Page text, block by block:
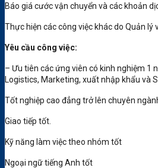
Báo giá cước vận chuyển và các khoản
Thực hiện các công việc khác do Quản lý
Yêu cầu công việc:
– Ưu tiên các ứng viên có kinh nghiệm 1
Logistics, Marketing, xuất nhập khẩu và
Tốt nghiệp cao đẳng trở lên chuyên
Giao tiếp tốt.
Kỹ năng làm việc theo nhóm tốt
Ngoại ngữ tiếng Anh tốt